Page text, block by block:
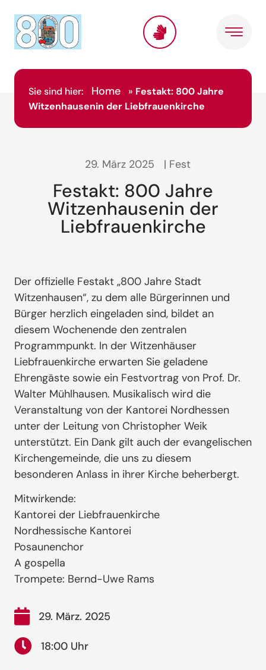
Sie sind hier: Home » Festakt: 800 Jahre
Witzenhausenin der Liebfrauenkirche
29. März 2025 | Fest
Festakt: 800 Jahre
Witzenhausenin der
Liebfrauenkirche
Der offizielle Festakt „800 Jahre Stadt
Witzenhausen“, zu dem alle Bürgerinnen und
Bürger herzlich eingeladen sind, bildet an
diesem Wochenende den zentralen
Programmpunkt. In der Witzenhäuser
Liebfrauenkirche erwarten Sie geladene
Ehrengäste sowie ein Festvortrag von Prof. Dr.
Walter Mühlhausen. Musikalisch wird die
Veranstaltung von der Kantorei Nordhessen
unter der Leitung von Christopher Weik
unterstützt. Ein Dank gilt auch der evangelischen
Kirchengemeinde, die uns zu diesem
besonderen Anlass in ihrer Kirche beherbergt.
Mitwirkende:
Kantorei der Liebfrauenkirche
Nordhessische Kantorei
Posaunenchor
A gospella
Trompete: Bernd-Uwe Rams
29. März. 2025
18:00 Uhr